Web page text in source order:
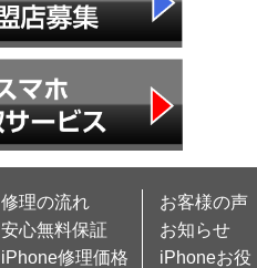
修理の流れ
安心無料保証
iPhone修理価格
お客様の声
お知らせ
iPhoneお役